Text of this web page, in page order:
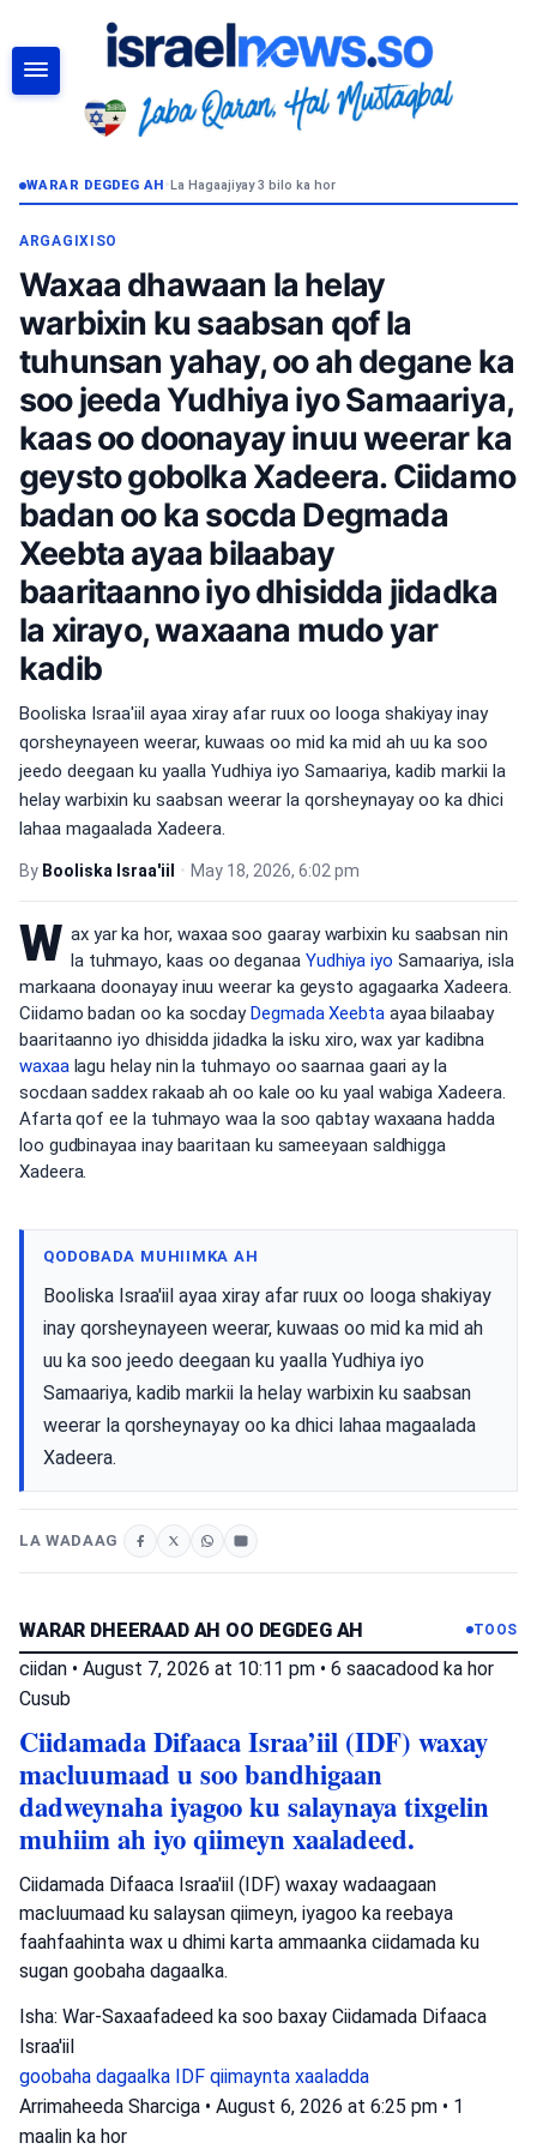
WARAR DEGDEG AH•La Hagaajiyay 3 bilo ka hor
ARGAGIXISO
Waxaa dhawaan la helay
warbixin ku saabsan qof la
tuhunsan yahay, oo ah degane ka
soo jeeda Yudhiya iyo Samaariya,
kaas oo doonayay inuu weerar ka
geysto gobolka Xadeera. Ciidamo
badan oo ka socda Degmada
Xeebta ayaa bilaabay
baaritaanno iyo dhisidda jidadka
la xirayo, waxaana mudo yar
kadib
Booliska Israa'iil ayaa xiray afar ruux oo looga shakiyay inay
qorsheynayeen weerar, kuwaas oo mid ka mid ah uu ka soo
jeedo deegaan ku yaalla Yudhiya iyo Samaariya, kadib markii la
helay warbixin ku saabsan weerar la qorsheynayay oo ka dhici
lahaa magaalada Xadeera.
By Booliska Israa'iil • May 18, 2026, 6:02 pm
W ax yar ka hor, waxaa soo gaaray warbixin ku saabsan nin
la tuhmayo, kaas oo deganaa Yudhiya iyo Samaariya, isla
markaana doonayay inuu weerar ka geysto agagaarka Xadeera.
Ciidamo badan oo ka socdayDegmada Xeebtaayaa bilaabay
baaritaanno iyo dhisidda jidadka la isku xiro, wax yar kadibna
waxaalagu helay nin la tuhmayo oo saarnaa gaari ay la
socdaan saddex rakaab ah oo kale oo ku yaal wabiga Xadeera.
Afarta qof ee la tuhmayo waa la soo qabtay waxaana hadda
loo gudbinayaa inay baaritaan ku sameeyaan saldhigga
Xadeera.
QODOBADA MUHIIMKA AH
Booliska Israa'iil ayaa xiray afar ruux oo looga shakiyay
inay qorsheynayeen weerar, kuwaas oo mid ka mid ah
uu ka soo jeedo deegaan ku yaalla Yudhiya iyo
Samaariya, kadib markii la helay warbixin ku saabsan
weerar la qorsheynayay oo ka dhici lahaa magaalada
Xadeera.
LA WADAAG
WARAR DHEERAAD AH OO DEGDEG AH TOOS
ciidan • August 7, 2026 at 10:11 pm • 6 saacadood ka hor
Cusub
Ciidamada Difaaca Israa’iil (IDF) waxay
macluumaad u soo bandhigaan
dadweynaha iyagoo ku salaynaya tixgelin
muhiim ah iyo qiimeyn xaaladeed.
Ciidamada Difaaca Israa'iil (IDF) waxay wadaagaan
macluumaad ku salaysan qiimeyn, iyagoo ka reebaya
faahfaahinta wax u dhimi karta ammaanka ciidamada ku
sugan goobaha dagaalka.
Isha: War-Saxaafadeed ka soo baxay Ciidamada Difaaca
Israa'iil
goobaha dagaalka IDF qiimaynta xaaladda
Arrimaheeda Sharciga • August 6, 2026 at 6:25 pm • 1
maalin ka hor